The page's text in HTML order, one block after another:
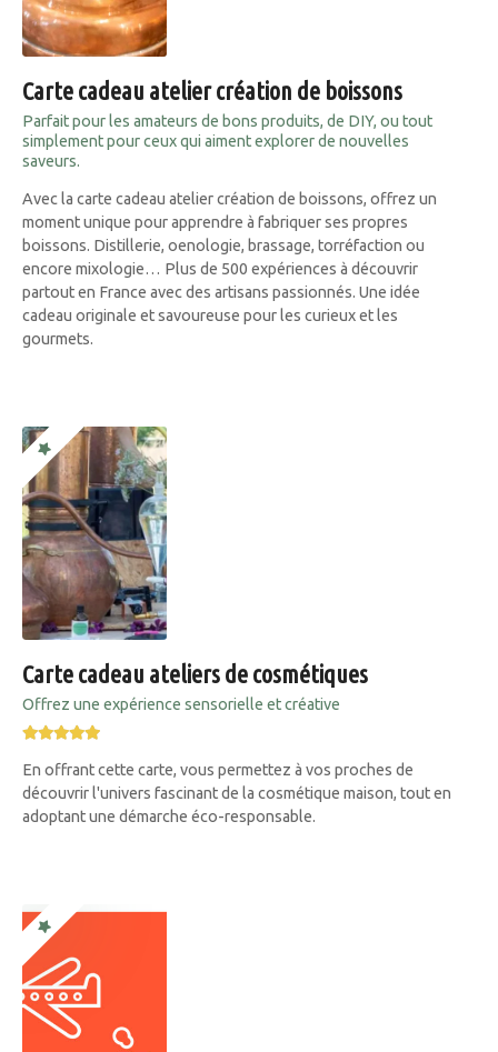
Carte cadeau atelier création de boissons
Parfait pour les amateurs de bons produits, de DIY, ou tout
simplement pour ceux qui aiment explorer de nouvelles
saveurs.
Avec la carte cadeau atelier création de boissons, offrez un
moment unique pour apprendre à fabriquer ses propres
boissons. Distillerie, oenologie, brassage, torréfaction ou
encore mixologie… Plus de 500 expériences à découvrir
partout en France avec des artisans passionnés. Une idée
cadeau originale et savoureuse pour les curieux et les
gourmets.
Carte cadeau ateliers de cosmétiques
Offrez une expérience sensorielle et créative
En offrant cette carte, vous permettez à vos proches de
découvrir l'univers fascinant de la cosmétique maison, tout en
adoptant une démarche éco-responsable.